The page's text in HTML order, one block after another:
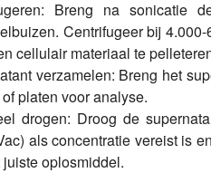
Breng na sonicatie
Centrifugeer bij
cellulair materiaal te
verzamelen: Breng het
platen voor analyse.
drogen: Droog de
als concentratie vereist is
oplosmiddel.